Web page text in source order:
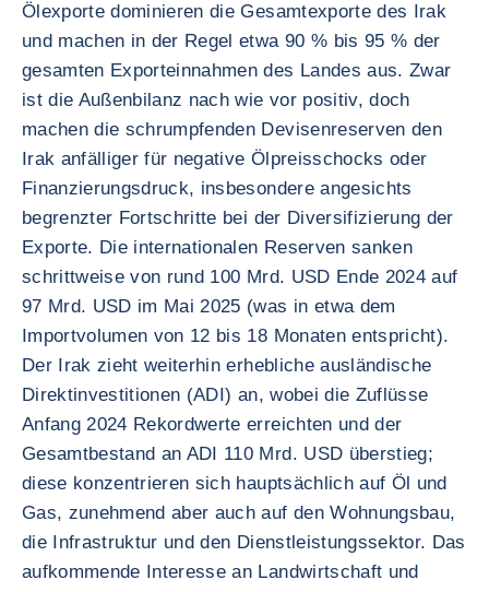
Ölexporte dominieren die Gesamtexporte des Irak
und machen in der Regel etwa 90 % bis 95 % der
gesamten Exporteinnahmen des Landes aus. Zwar
ist die Außenbilanz nach wie vor positiv, doch
machen die schrumpfenden Devisenreserven den
Irak anfälliger für negative Ölpreisschocks oder
Finanzierungsdruck, insbesondere angesichts
begrenzter Fortschritte bei der Diversifizierung der
Exporte. Die internationalen Reserven sanken
schrittweise von rund 100 Mrd. USD Ende 2024 auf
97 Mrd. USD im Mai 2025 (was in etwa dem
Importvolumen von 12 bis 18 Monaten entspricht).
Der Irak zieht weiterhin erhebliche ausländische
Direktinvestitionen (ADI) an, wobei die Zuflüsse
Anfang 2024 Rekordwerte erreichten und der
Gesamtbestand an ADI 110 Mrd. USD überstieg;
diese konzentrieren sich hauptsächlich auf Öl und
Gas, zunehmend aber auch auf den Wohnungsbau,
die Infrastruktur und den Dienstleistungssektor. Das
aufkommende Interesse an Landwirtschaft und